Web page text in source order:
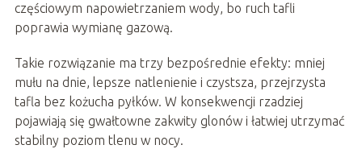
częściowym napowietrzaniem wody, bo ruch tafli
poprawia wymianę gazową.
Takie rozwiązanie ma trzy bezpośrednie efekty: mniej
mułu na dnie, lepsze natlenienie i czystsza, przejrzysta
tafla bez kożucha pyłków. W konsekwencji rzadziej
pojawiają się gwałtowne zakwity glonów i łatwiej utrzymać
stabilny poziom tlenu w nocy.